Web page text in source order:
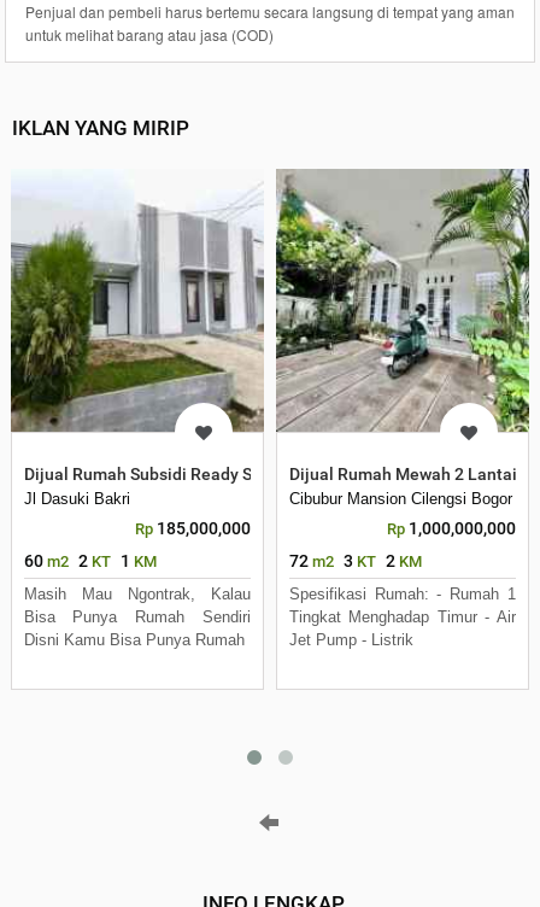
Penjual dan pembeli harus bertemu secara langsung di tempat yang aman
untuk melihat barang atau jasa (COD)
IKLAN YANG MIRIP
Dijual Rumah Subsidi Ready Stock dekat Kampus Ipb Dramaga
Jl Dasuki Bakri
Rp 185,000,000
60 m2 2 KT 1 KM
Masih Mau Ngontrak, Kalau
Bisa Punya Rumah Sendiri
Disni Kamu Bisa Punya Rumah
Dijual Rumah Mewah 2 Lantai
Cibubur Mansion Cilengsi Bogor
Rp 1,000,000,000
72 m2 3 KT 2 KM
Spesifikasi Rumah: - Rumah 1
Tingkat Menghadap Timur - Air
Jet Pump - Listrik